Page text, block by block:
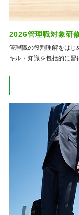
2026管理職対象研
管理職の役割理解をはじ
キル・知識を包括的に習